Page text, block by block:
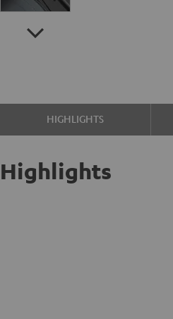
HIGHLIGHTS
Highlights